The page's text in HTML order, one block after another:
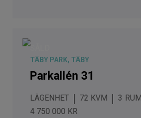
SÅLD
Parkallén 31
TÄBY PARK, TÄBY
3
72 KVM
LÄGENHET
4 750 000 KR